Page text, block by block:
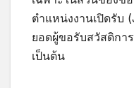
ตำแหน่งงานเปิดรับ
ยอดผู้ขอรับสวัสดิกา
เป็นต้น